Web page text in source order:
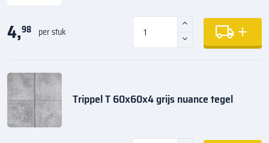
4,98 per stuk
Trippel T 60x60x4 grijs nuance tegel